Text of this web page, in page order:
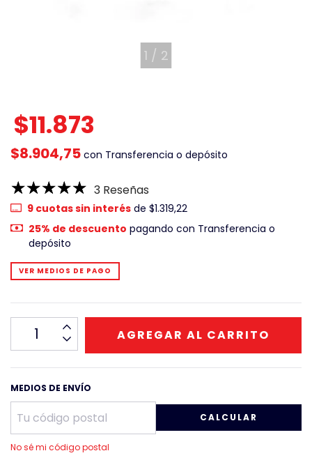
1 / 2
$11.873
$8.904,75 con Transferencia o depósito
3 Reseñas
9cuotas sin interésde $1.319,22
25% de descuento pagando con Transferencia o
depósito
VER MEDIOS DE PAGO
MEDIOS DE ENVÍO
CALCULAR
No sé mi código postal